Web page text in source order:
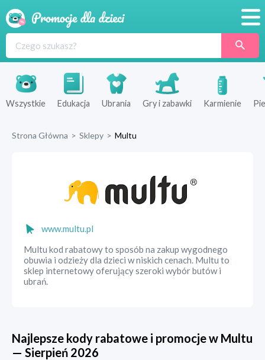
Produkty
Sklepy
Wszystkie Edukacja Ubrania Gry i zabawki Karmienie
Strona Główna > Sklepy > Multu
www.multu.pl
Multu kod rabatowy to sposób na zakup wygodnego
obuwia i odzieży dla dzieci w niskich cenach. Multu to
sklep internetowy oferujący szeroki wybór butów i
ubrań.
Najlepsze kody rabatowe i promocje w Multu
— Sierpień 2026